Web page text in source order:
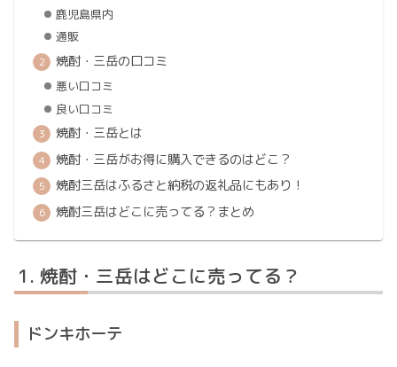
鹿児島県内
通販
焼酎・三岳の口コミ
悪い口コミ
良い口コミ
焼酎・三岳とは
焼酎・三岳がお得に購入できるのはどこ？
焼酎三岳はふるさと納税の返礼品にもあり！
焼酎三岳はどこに売ってる？まとめ
焼酎・三岳はどこに売ってる？
ドンキホーテ